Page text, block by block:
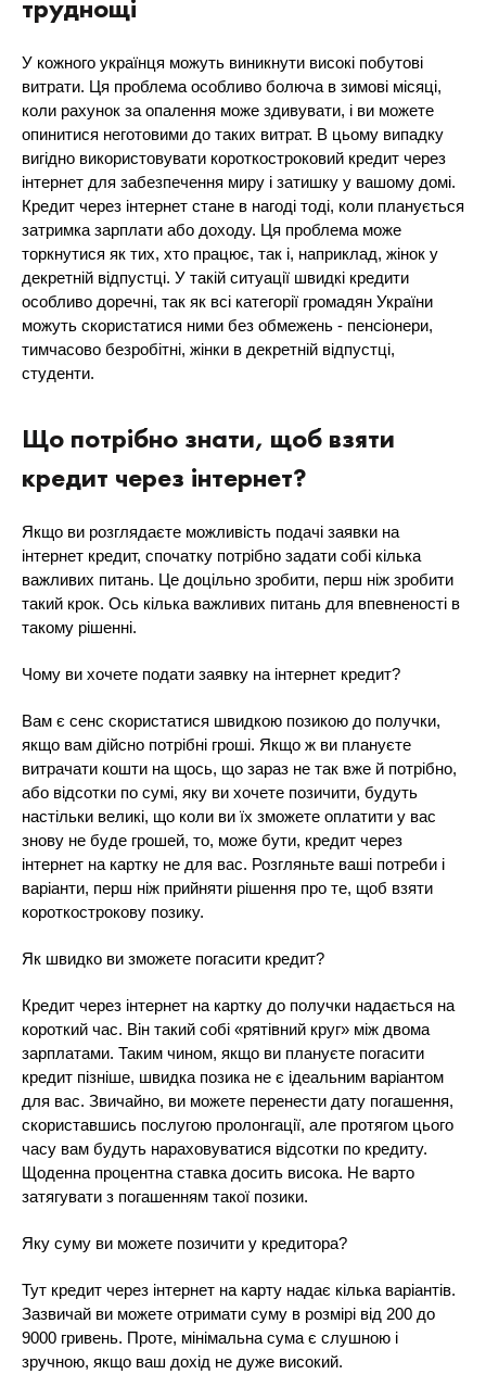
труднощі
У кожного українця можуть виникнути високі побутові
витрати. Ця проблема особливо болюча в зимові місяці,
коли рахунок за опалення може здивувати, і ви можете
опинитися неготовими до таких витрат. В цьому випадку
вигідно використовувати короткостроковий кредит через
інтернет для забезпечення миру і затишку у вашому домі.
Кредит через інтернет стане в нагоді тоді, коли планується
затримка зарплати або доходу. Ця проблема може
торкнутися як тих, хто працює, так і, наприклад, жінок у
декретній відпустці. У такій ситуації швидкі кредити
особливо доречні, так як всі категорії громадян України
можуть скористатися ними без обмежень - пенсіонери,
тимчасово безробітні, жінки в декретній відпустці,
студенти.
Що потрібно знати, щоб взяти
кредит через інтернет?
Якщо ви розглядаєте можливість подачі заявки на
інтернет кредит, спочатку потрібно задати собі кілька
важливих питань. Це доцільно зробити, перш ніж зробити
такий крок. Ось кілька важливих питань для впевненості в
такому рішенні.
Чому ви хочете подати заявку на інтернет кредит?
Вам є сенс скористатися швидкою позикою до получки,
якщо вам дійсно потрібні гроші. Якщо ж ви плануєте
витрачати кошти на щось, що зараз не так вже й потрібно,
або відсотки по сумі, яку ви хочете позичити, будуть
настільки великі, що коли ви їх зможете оплатити у вас
знову не буде грошей, то, може бути, кредит через
інтернет на картку не для вас. Розгляньте ваші потреби і
варіанти, перш ніж прийняти рішення про те, щоб взяти
короткострокову позику.
Як швидко ви зможете погасити кредит?
Кредит через інтернет на картку до получки надається на
короткий час. Він такий собі «рятівний круг» між двома
зарплатами. Таким чином, якщо ви плануєте погасити
кредит пізніше, швидка позика не є ідеальним варіантом
для вас. Звичайно, ви можете перенести дату погашення,
скориставшись послугою пролонгації, але протягом цього
часу вам будуть нараховуватися відсотки по кредиту.
Щоденна процентна ставка досить висока. Не варто
затягувати з погашенням такої позики.
Яку суму ви можете позичити у кредитора?
Тут кредит через інтернет на карту надає кілька варіантів.
Зазвичай ви можете отримати суму в розмірі від 200 до
9000 гривень. Проте, мінімальна сума є слушною і
зручною, якщо ваш дохід не дуже високий.